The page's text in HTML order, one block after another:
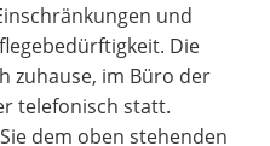
und
Die
zuhause, im Büro der
telefonisch statt.
dem oben stehenden